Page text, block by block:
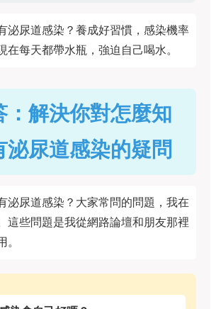
泌尿道感染？養成好習慣，感染機率
在每天都帶水瓶，強迫自己喝水。
：解決你對怎麼知
泌尿道感染的疑問
泌尿道感染？大家常問的問題，我在
這些問題是我從網路論壇和朋友那裡
。